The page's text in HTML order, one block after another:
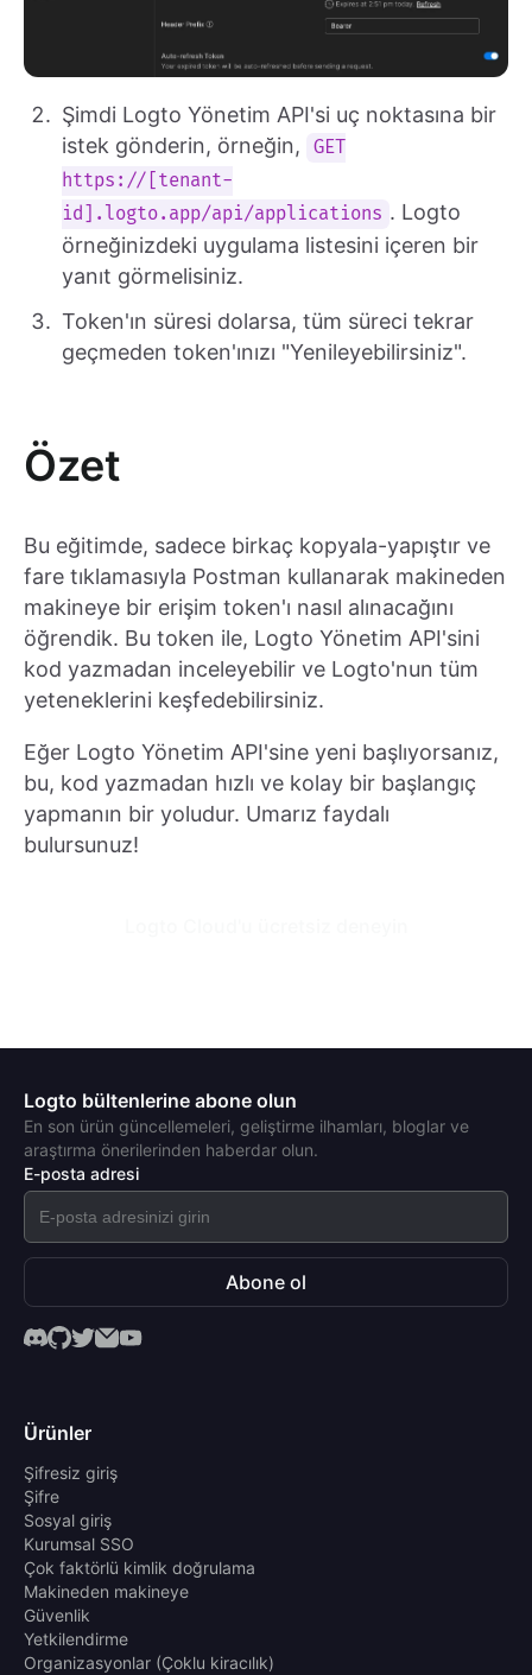
Şimdi Logto Yönetim API'si uç noktasına bir
istek gönderin, örneğin,
GET
https://[tenant-
id].logto.app/api/applications . Logto
örneğinizdeki uygulama listesini içeren bir
yanıt görmelisiniz.
Token'ın süresi dolarsa, tüm süreci tekrar
geçmeden token'ınızı "Yenileyebilirsiniz".
Özet
Bu eğitimde, sadece birkaç kopyala-yapıştır ve
fare tıklamasıyla Postman kullanarak makineden
makineye bir erişim token'ı nasıl alınacağını
öğrendik. Bu token ile, Logto Yönetim API'sini
kod yazmadan inceleyebilir ve Logto'nun tüm
yeteneklerini keşfedebilirsiniz.
Eğer Logto Yönetim API'sine yeni başlıyorsanız,
bu, kod yazmadan hızlı ve kolay bir başlangıç
yapmanın bir yoludur. Umarız faydalı
bulursunuz!
Logto bültenlerine abone olun
En son ürün güncellemeleri, geliştirme ilhamları, bloglar ve
araştırma önerilerinden haberdar olun.
E-posta adresi
Abone ol
Ürünler
Şifresiz giriş
Şifre
Sosyal giriş
Kurumsal SSO
Çok faktörlü kimlik doğrulama
Makineden makineye
Güvenlik
Yetkilendirme
Organizasyonlar (Çoklu kiracılık)